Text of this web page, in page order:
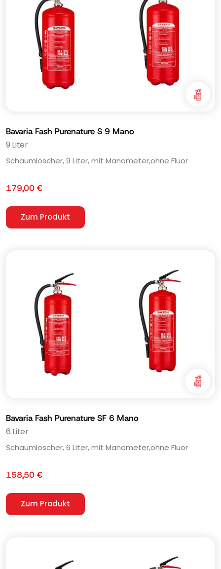
Bavaria Fash Purenature S 9 Mano
9 Liter
Schaumlöscher, 9 Liter, mit Manometer,ohne Fluor
179,00 €
Zum Produkt
Bavaria Fash Purenature SF 6 Mano
6 Liter
Schaumlöscher, 6 Liter, mit Manometer,ohne Fluor
158,50 €
Zum Produkt